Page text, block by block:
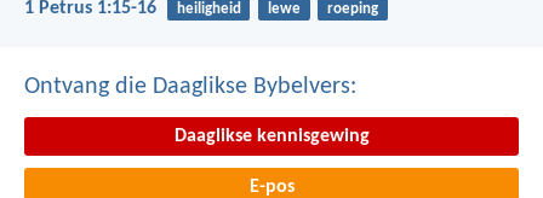
1 Petrus 1:15-16 heiligheid lewe roeping
Ontvang die Daaglikse Bybelvers:
Daaglikse kennisgewing
E-pos